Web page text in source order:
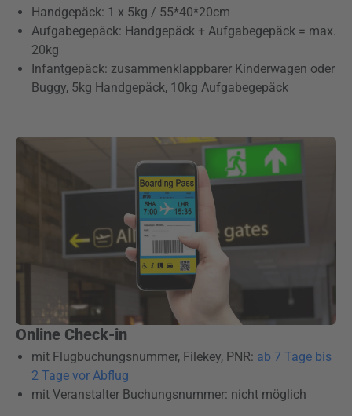
Handgepäck: 1 x 5kg / 55*40*20cm
Aufgabegepäck: Handgepäck + Aufgabegepäck = max.
20kg
Infantgepäck: zusammenklappbarer Kinderwagen oder
Buggy, 5kg Handgepäck, 10kg Aufgabegepäck
Online Check-in
mit Flugbuchungsnummer, Filekey, PNR: ab 7 Tage bis
2 Tage vor Abflug
mit Veranstalter Buchungsnummer: nicht möglich